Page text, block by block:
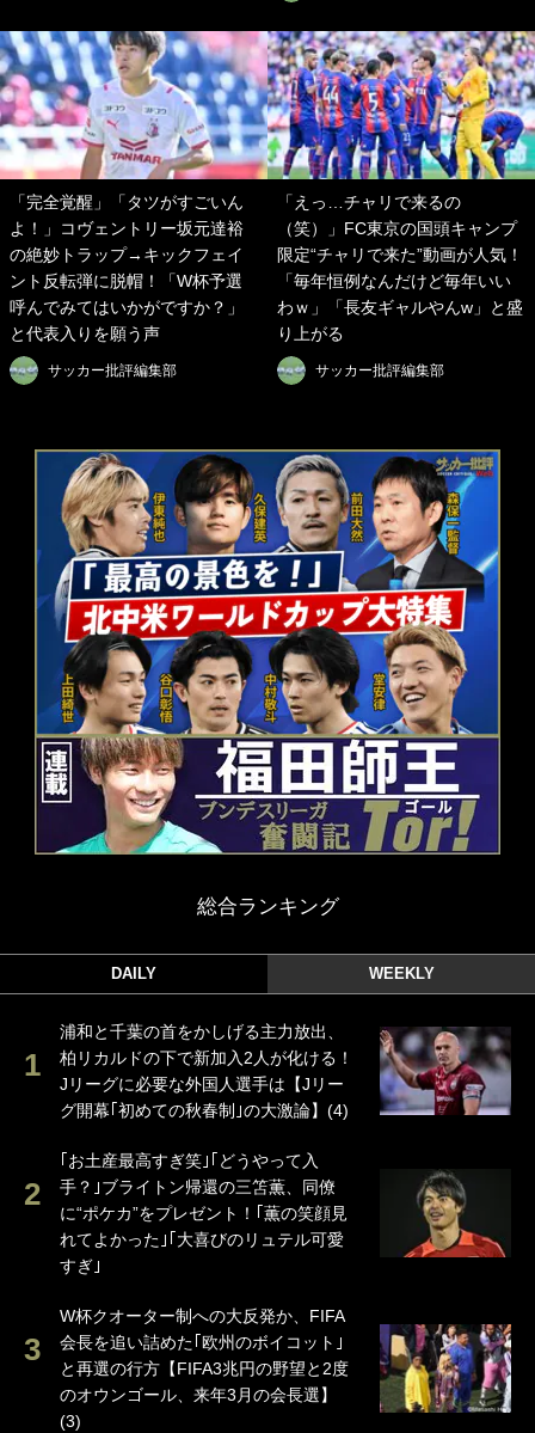
「完全覚醒」「タツがすごいん
よ！」コヴェントリー坂元達裕
の絶妙トラップ→キックフェイ
ント反転弾に脱帽！「W杯予選
呼んでみてはいかがですか？」
と代表入りを願う声
サッカー批評編集部
「えっ…チャリで来るの
（笑）」FC東京の国頭キャンプ
限定“チャリで来た”動画が人気！
「毎年恒例なんだけど毎年いい
わｗ」「長友ギャルやんw」と盛
り上がる
サッカー批評編集部
総合ランキング
DAILY WEEKLY
浦和と千葉の首をかしげる主力放出、
柏リカルドの下で新加入2人が化ける！
Jリーグに必要な外国人選手は【Jリー
グ開幕｢初めての秋春制｣の大激論】(4)
｢お土産最高すぎ笑｣｢どうやって入
手？｣ブライトン帰還の三笘薫、同僚
に“ポケカ”をプレゼント！｢薫の笑顔見
れてよかった｣｢大喜びのリュテル可愛
すぎ｣
W杯クオーター制への大反発か、FIFA
会長を追い詰めた｢欧州のボイコット｣
と再選の行方【FIFA3兆円の野望と2度
のオウンゴール、来年3月の会長選】
(3)